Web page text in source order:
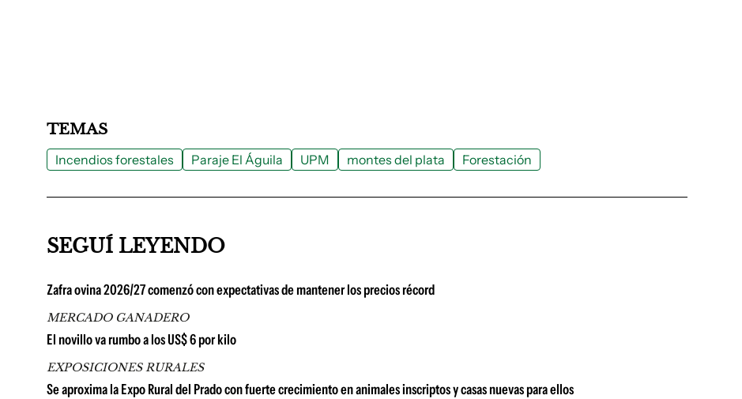
TEMAS
Incendios forestales Paraje El Águila UPM montes del plata Forestación
SEGUÍ LEYENDO
Zafra ovina 2026/27 comenzó con expectativas de mantener los precios récord
MERCADO GANADERO
El novillo va rumbo a los US$ 6 por kilo
EXPOSICIONES RURALES
Se aproxima la Expo Rural del Prado con fuerte crecimiento en animales inscriptos y casas nuevas para ellos